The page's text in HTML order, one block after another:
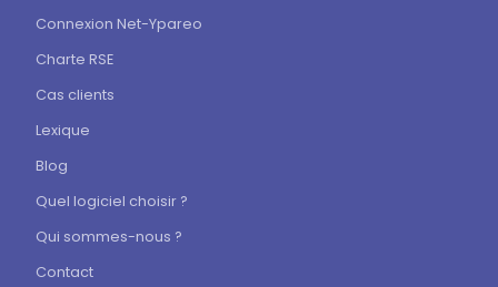
Connexion Net-Ypareo
Charte RSE
Cas clients
Lexique
Blog
Quel logiciel choisir ?
Qui sommes-nous ?
Contact